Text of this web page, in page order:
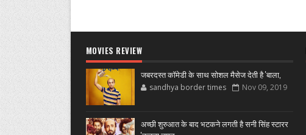
MOVIES REVIEW
जबरदस्त कॉमेडी के साथ सोशल मैसेज देती है 'बाला,
sandhya border times Nov 09, 2019
अच्छी शुरुआत के बाद भटकने लगती है सनी सिंह स्टारर